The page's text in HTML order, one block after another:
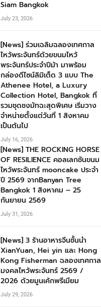
Siam Bangkok
July 23, 2026
[News] ร่วมเฉลิมฉลองเทศกาล
ไหว้พระจันทร์ด้วยขนมไหว้
พระจันทร์ประจำปีม้า มาพร้อม
กล่องดีไซน์ลิมิเต็ด 3 แบบ The
Athenee Hotel, a Luxury
Collection Hotel, Bangkok ที่
รวมชุดชงมัทฉะสุดพิเศษ เริ่มวาง
จำหน่ายตั้งแต่วันที่ 1 สิงหาคม
เป็นต้นไป
July 16, 2026
[News] THE ROCKING HORSE
OF RESILIENCE คอลเลกชันขนม
ไหว้พระจันทร์ mooncake ประจำ
ปี 2569 จากBanyan Tree
Bangkok 1 สิงหาคม – 25
กันยายน 2569
July 31, 2026
[News] 3 ร้านอาหารจีนชั้นนำ
XianYuan, Hei yin และ Hong
Kong Fisherman ฉลองเทศกาล
มงคลไหว้พระจันทร์ 2569 /
2026 ด้วยมูนเค้กพรีเมียม
July 29, 2026